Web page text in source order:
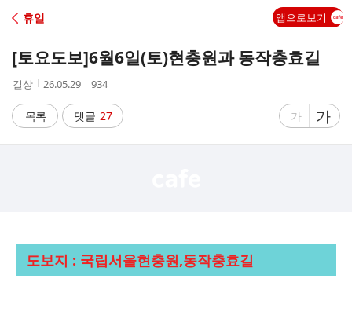
C
A
휴일 앱으로보기
[토요도보]6월6일(토)현충원과 동작충효길
작
자
길상
작
시
간
26.05.29
조
수
934
목록 댓글 27
글
가
글
자
가
도보지 : 국립서울현충원,동작충효길